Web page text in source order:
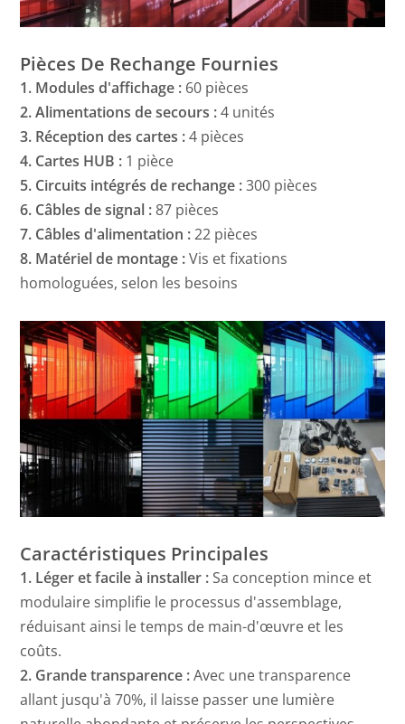
Pièces De Rechange Fournies
1. Modules d'affichage : 60 pièces
2. Alimentations de secours :4 unités
3. Réception des cartes :4 pièces
4. Cartes HUB : 1 pièce
5. Circuits intégrés de rechange :300 pièces
6. Câbles de signal :87 pièces
7. Câbles d'alimentation :22 pièces
8. Matériel de montage :Vis et fixations
homologuées, selon les besoins
Caractéristiques Principales
1. Léger et facile à installer : Sa conception mince et
modulaire simplifie le processus d'assemblage,
réduisant ainsi le temps de main-d'œuvre et les
coûts.
2. Grande transparence :Avec une transparence
allant jusqu'à 70%, il laisse passer une lumière